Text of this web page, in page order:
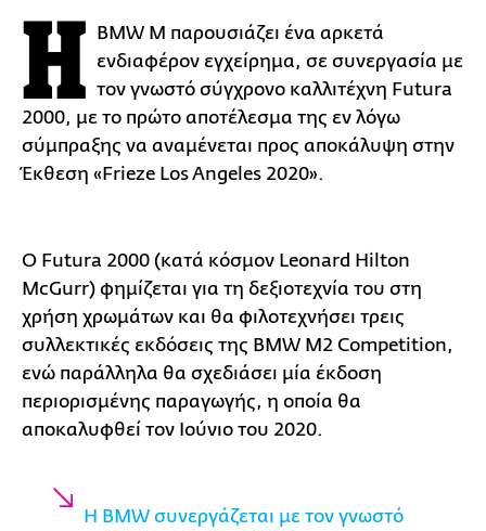
Η BMW M παρουσιάζει ένα αρκετά
ενδιαφέρον εγχείρημα, σε συνεργασία με
τον γνωστό σύγχρονο καλλιτέχνη Futura
2000, με το πρώτο αποτέλεσμα της εν λόγω
σύμπραξης να αναμένεται προς αποκάλυψη στην
Έκθεση «Frieze Los Angeles 2020».
Ο Futura 2000 (κατά κόσμον Leonard Hilton
McGurr) φημίζεται για τη δεξιοτεχνία του στη
χρήση χρωμάτων και θα φιλοτεχνήσει τρεις
συλλεκτικές εκδόσεις της BMW M2 Competition,
ενώ παράλληλα θα σχεδιάσει μία έκδοση
περιορισμένης παραγωγής, η οποία θα
αποκαλυφθεί τον Ιούνιο του 2020.
Η BMW συνεργάζεται με τον γνωστό